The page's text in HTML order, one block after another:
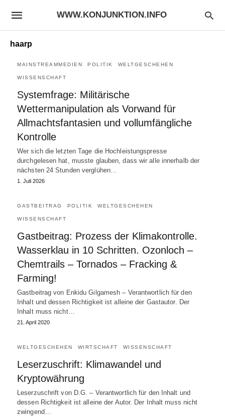
WWW.KONJUNKTION.INFO
haarp
MAINSTREAMMEDIEN POLITIK WELTGESCHEHEN
WISSENSCHAFT
Systemfrage: Militärische
Wettermanipulation als Vorwand für
Allmachtsfantasien und vollumfängliche
Kontrolle
Wer sich die letzten Tage die Hochleistungspresse
durchgelesen hat, musste glauben, dass wir alle innerhalb der
nächsten 24 Stunden verglühen…
1. Juli 2026
GASTBEITRAG POLITIK WELTGESCHEHEN
WISSENSCHAFT
Gastbeitrag: Prozess der Klimakontrolle.
Wasserklau in 10 Schritten. Ozonloch –
Chemtrails – Tornados – Fracking &
Farming!
Gastbeitrag von Enkidu Gilgamesh – Verantwortlich für den
Inhalt und dessen Richtigkeit ist alleine der Gastautor. Der
Inhalt muss nicht…
21. April 2020
WELTGESCHEHEN WIRTSCHAFT WISSENSCHAFT
Leserzuschrift: Klimawandel und
Kryptowährung
Leserzuschrift von D.G. – Verantwortlich für den Inhalt und
dessen Richtigkeit ist alleine der Autor. Der Inhalt muss nicht
zwingend…